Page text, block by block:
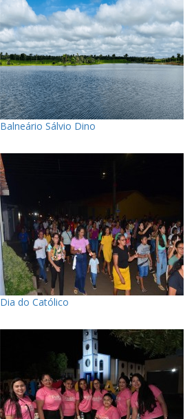
Balneário Sálvio Dino
Dia do Católico